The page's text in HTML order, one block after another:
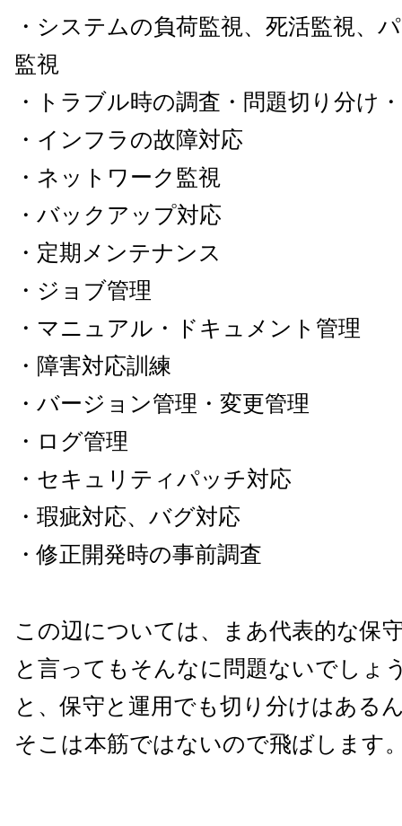
・システムの負荷監視、死活監視、
監視
・トラブル時の調査・問題切り分け
・インフラの故障対応
・ネットワーク監視
・バックアップ対応
・定期メンテナンス
・ジョブ管理
・マニュアル・ドキュメント管理
・障害対応訓練
・バージョン管理・変更管理
・ログ管理
・セキュリティパッチ対応
・瑕疵対応、バグ対応
・修正開発時の事前調査
この辺については、まあ代表的な保
と言ってもそんなに問題ないでしょ
と、保守と運用でも切り分けはある
そこは本筋ではないので飛ばします